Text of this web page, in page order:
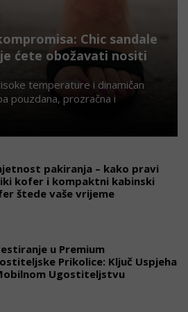
Chic sandale
ćete obožavati nositi
temperature i dinamičan
pouzdana, prozračna i
pakiranja – kako pravi
kofer i kompaktni kabinski
štede vaše vrijeme
u Premium
Prikolice: Ključ Uspjeha
Ugostiteljstvu